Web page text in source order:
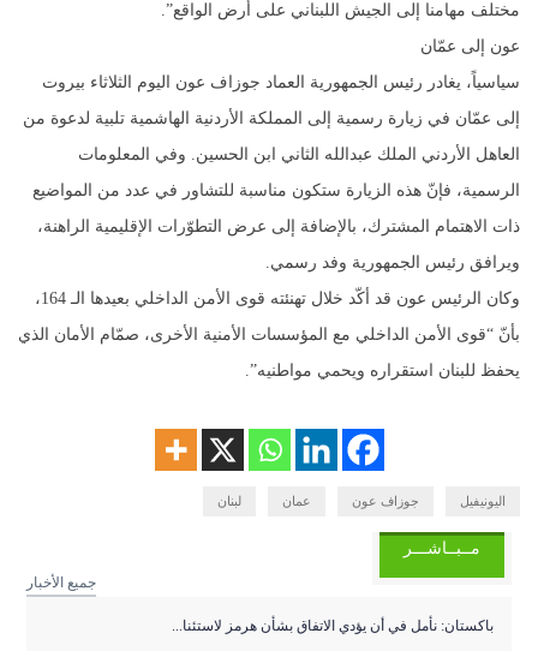
مختلف مهامنا إلى الجيش اللبناني على أرض الواقع”.
عون إلى عمّان
سياسياً، يغادر رئيس الجمهورية العماد جوزاف عون اليوم الثلاثاء بيروت
إلى عمّان في زيارة رسمية إلى المملكة الأردنية الهاشمية تلبية لدعوة من
العاهل الأردني الملك عبدالله الثاني ابن الحسين. وفي المعلومات
الرسمية، فإنّ هذه الزيارة ستكون مناسبة للتشاور في عدد من المواضيع
ذات الاهتمام المشترك، بالإضافة إلى عرض التطوّرات الإقليمية الراهنة،
ويرافق رئيس الجمهورية وفد رسمي.
وكان الرئيس عون قد أكّد خلال تهنئته قوى الأمن الداخلي بعيدها الـ 164،
بأنّ “قوى الأمن الداخلي مع المؤسسات الأمنية الأخرى، صمّام الأمان الذي
يحفظ للبنان استقراره ويحمي مواطنيه”.
اليونيفيل جوزاف عون عمان لبنان
مــبــاشـــر
جميع الأخبار
باكستان: نأمل في أن يؤدي الاتفاق بشأن هرمز لاستئنا...